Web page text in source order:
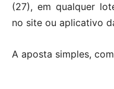
(27), em qualquer
no site ou aplicativo
A aposta simples,